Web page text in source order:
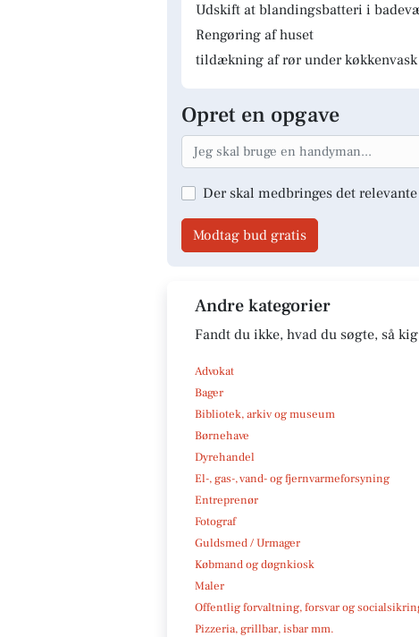
Udskift at blandingsbatteri i
Rengøring af huset
tildækning af rør under
Opret en opgave
Der skal medbringes det
Modtag bud gratis
Andre kategorier
Fandt du ikke, hvad du søgte, så
Advokat
Bager
Bibliotek, arkiv og museum
Børnehave
Dyrehandel
El-, gas-, vand- og fjernvarmeforsyning
Entreprenør
Fotograf
Guldsmed / Urmager
Købmand og døgnkiosk
Maler
Offentlig forvaltning, forsvar og
Pizzeria, grillbar, isbar mm.